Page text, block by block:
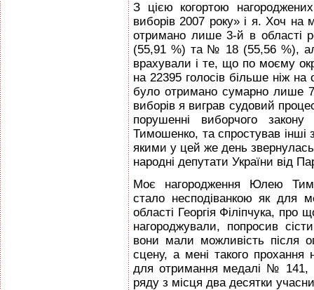
З цією когортою
виборів 2007 року» і я. Хоч на
отримано лише 3-й в області
(55,91 %) та № 18 (55,56 %),
врахували і те, що по моєму
на 22395 голосів більше ніж
було отримано сумарно лише
виборів я виграв судовий
порушенні виборчого
Тимошенко, та спростував інші
якими у цей же день звернулась
народні депутати України від
Моє нагородження Юлею
стало несподіванкою як для
області Георгія Філіпчука, про
нагороджували, попросив
вони мали можливість після
сцену, а мені такого
для отримання медалі № 141,
ряду з місця два десятки